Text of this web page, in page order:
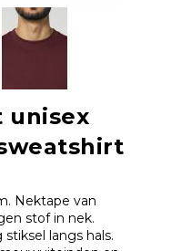
unisex
Nektape van
stof in nek.
langs hals.